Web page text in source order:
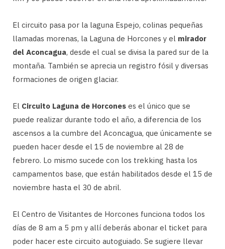
El circuito pasa por la laguna Espejo, colinas pequeñas
llamadas morenas, la Laguna de Horcones y el mirador
del Aconcagua, desde el cual se divisa la pared sur de la
montaña. También se aprecia un registro fósil y diversas
formaciones de origen glaciar.
El Circuito Laguna de Horcones es el único que se
puede realizar durante todo el año, a diferencia de los
ascensos a la cumbre del Aconcagua, que únicamente se
pueden hacer desde el 15 de noviembre al 28 de
febrero. Lo mismo sucede con los trekking hasta los
campamentos base, que están habilitados desde el 15 de
noviembre hasta el 30 de abril.
El Centro de Visitantes de Horcones funciona todos los
días de 8 am a 5 pm y allí deberás abonar el ticket para
poder hacer este circuito autoguiado. Se sugiere llevar